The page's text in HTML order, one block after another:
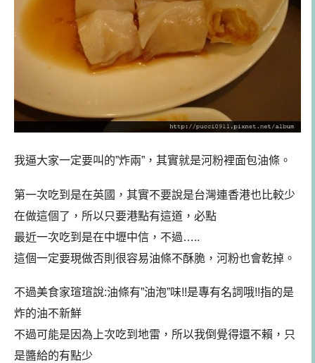
我逼大家一定要叫的”炸兩”，其實就是河粉裡面包油條。
第一次吃到是在英國，其實不要說是台灣連香港也比較少
在做這個了，所以只要港點有這道，必點
最近一次吃到是在中壢中信，不過…..
這個一定要現做否則很容易油條不酥脆，河粉也會乾掉。
不過美食家瑄瑄說:油條有”油泡”味!!是專有名詞哦!!指的是
炸的油不新鮮
不過可能是因為上次吃到地雷，所以我倒覺得還不賴，只
是醬給的有點少